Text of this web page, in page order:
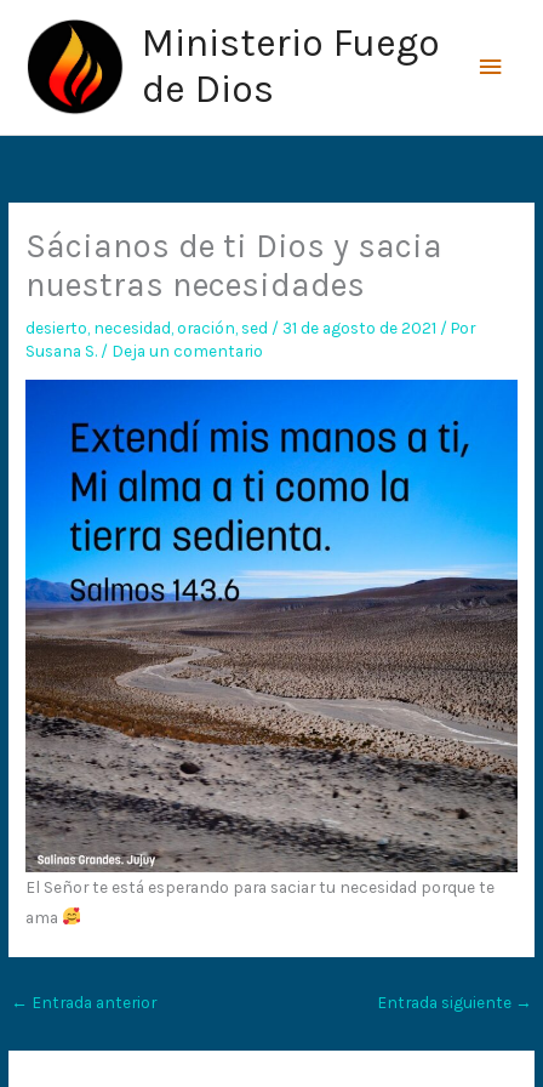
contenido
Ministerio Fuego
de Dios
Sácianos de ti Dios y sacia
nuestras necesidades
desierto necesidad ,oración sed / 31 de agosto de 2021 / Por
Susana S. / Deja un comentario
El Señor te está esperando para saciar tu necesidad porque te
ama
← Entrada anterior Entrada siguiente →